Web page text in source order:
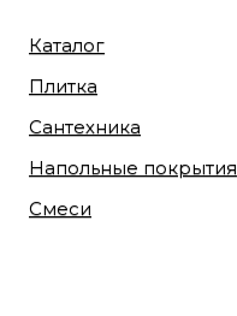
Каталог
Плитка
Сантехника
Напольные покрытия
Смеси